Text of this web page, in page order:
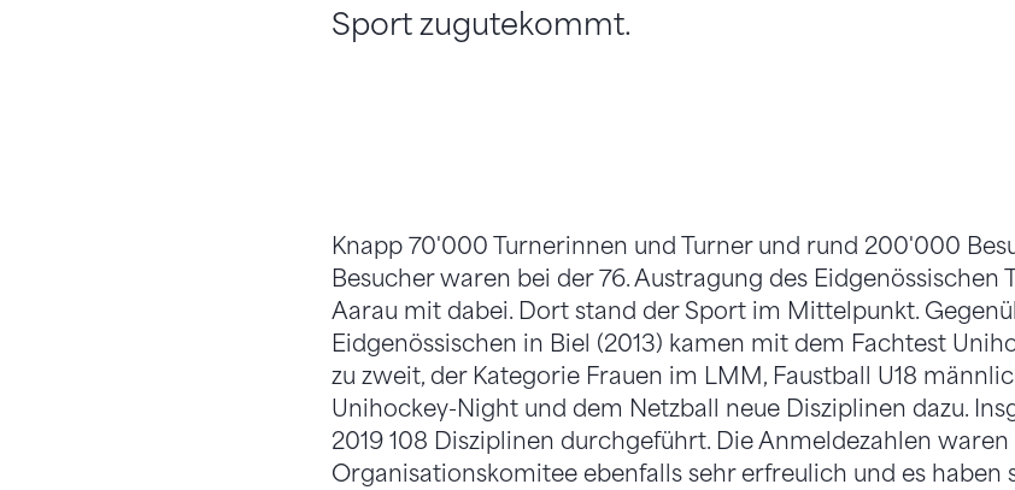
Sport zugutekommt.
Knapp 70'000 Turnerinnen und Turner und rund 200'000
Besucher waren bei der 76. Austragung des Eidgenössischen
Aarau mit dabei. Dort stand der Sport im Mittelpunkt.
Eidgenössischen in Biel (2013) kamen mit dem Fachtest
zu zweit, der Kategorie Frauen im LMM, Faustball U18
Unihockey-Night und dem Netzball neue Disziplinen dazu.
2019 108 Disziplinen durchgeführt. Die Anmeldezahlen waren
Organisationskomitee ebenfalls sehr erfreulich und es haben